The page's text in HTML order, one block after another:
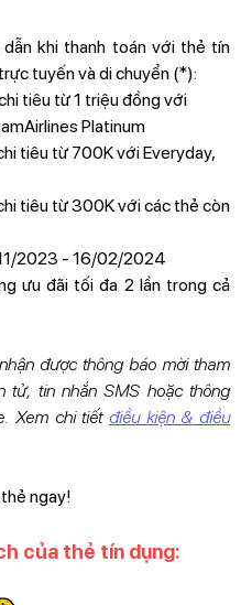
khi thanh toán với thẻ tín
tuyến và di chuyển (*):
tiêu từ 1 triệu đồng với
Platinum
tiêu từ 700K với Everyday,
tiêu từ 300K với các thẻ còn
2023 - 16/02/2024
ưu đãi tối đa 2 lần trong cả
được thông báo mời tham
tử, tin nhắn SMS hoặc thông
Xem chi tiết điều kiện & điều
ngay!
của thẻ tín dụng: